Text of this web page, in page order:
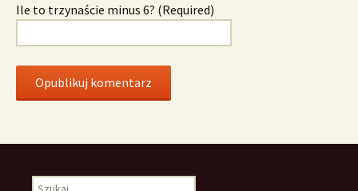
Ile to trzynaście minus 6? (Required)
Szukaj: